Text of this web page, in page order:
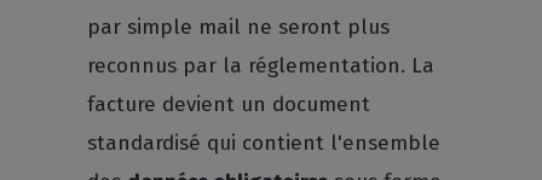
par simple mail ne seront plus
reconnus par la réglementation. La
facture devient un document
standardisé qui contient l'ensemble